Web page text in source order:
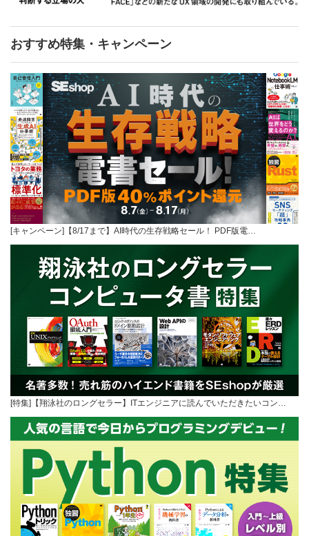
おすすめ特集・キャンペーン
[キャンペーン]【8/17まで】AI時代の生存戦略セール！ PDF版電…
[特集]【翔泳社のロングセラー】ITエンジニアに読んでいただきたいコン…